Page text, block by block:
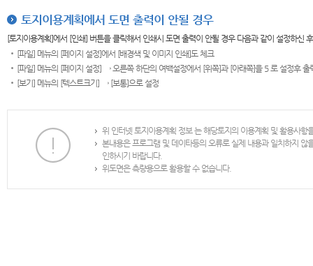
토지이용계획에서 도면 출력이 안될 경우
[토지이용계획]에서 [인쇄] 버튼을 클릭해서 인쇄시 도면 출력이 안될 경우 다음과 같이 설정하신
[파일] 메뉴의 [페이지 설정]에서 [배경색 및 이미지 인쇄]도 체크
[파일] 메뉴의 [페이지 설정] → 오른쪽 하단의 여백설정에서 [위쪽]과 [아래쪽]을 5 로 설정후 출
[보기] 메뉴의 [텍스트크기] → [보통]으로 설정
위 인터넷 토지이용계획 정보 는 해당토지의 이용계획 및 활용사
본내용은 프로그램 및 데이타등의 오류로 실제 내용과 일치하지
인하시기 바랍니다.
위도면은 측량용으로 활용할 수 없습니다.